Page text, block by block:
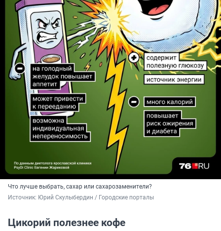
Что лучше выбрать, сахар или сахарозаменители?
Источник: Юрий Скулыбердин / Городские порталы
Цикорий полезнее кофе